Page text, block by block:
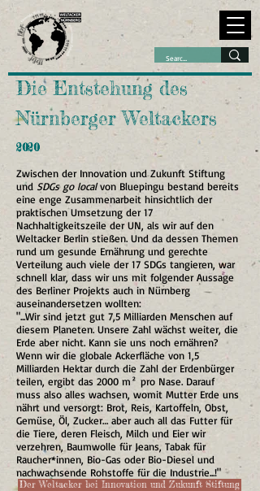
Die Entstehung des
Nürnberger Weltackers​​
2020
Zwischen der Innovation und Zukunft Stiftung
und SDGs go localvon Bluepingu bestand bereits
eine enge Zusammenarbeit hinsichtlich der
praktischen Umsetzung der 17
Nachhaltigkeitszeile der UN, als wir auf den
Weltacker Berlin stießen. Und da dessen Themen
rund um gesunde Ernährung und gerechte
Verteilung auch viele der 17 SDGs tangieren, war
schnell klar, dass wir uns mit folgender Aussage
des Berliner Projekts auch in Nürnberg
auseinandersetzen wollten:
"...Wir sind jetzt gut 7,5 Milliarden Menschen auf
diesem Planeten. Unsere Zahl wächst weiter, die
Erde aber nicht. Kann sie uns noch ernähren?
Wenn wir die globale Ackerfläche von 1,5
Milliarden Hektar durch die Zahl der Erdenbürger
teilen, ergibt das 2000 m² pro Nase. Darauf
muss also alles wachsen, womit Mutter Erde uns
nährt und versorgt: Brot, Reis, Kartoffeln, Obst,
Gemüse, Öl, Zucker… aber auch all das Futter für
die Tiere, deren Fleisch, Milch und Eier wir
verzehren, Baumwolle für Jeans, Tabak für
Raucher*innen, Bio-Gas oder Bio-Diesel und
nachwachsende Rohstoffe für die Industrie...!"
Der Weltacker bei Innovation und Zukunft Stiftung